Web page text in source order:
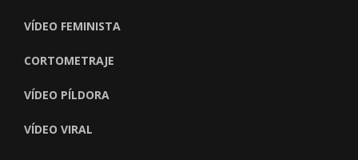
VÍDEO FEMINISTA
CORTOMETRAJE
VÍDEO PÍLDORA
VÍDEO VIRAL